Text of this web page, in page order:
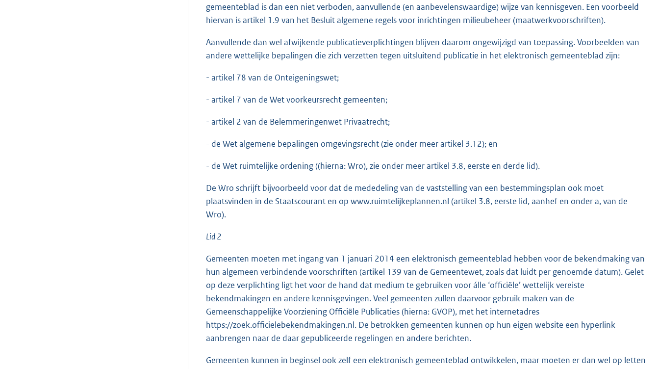
gemeenteblad is dan een niet verboden, aanvullende (en aanbevelenswaardige) wijze van kennisgeven. Een voorbeeld
hiervan is artikel 1.9 van het Besluit algemene regels voor inrichtingen milieubeheer (maatwerkvoorschriften).
Aanvullende dan wel afwijkende publicatieverplichtingen blijven daarom ongewijzigd van toepassing. Voorbeelden van
andere wettelijke bepalingen die zich verzetten tegen uitsluitend publicatie in het elektronisch gemeenteblad zijn:
- artikel 78 van de Onteigeningswet;
- artikel 7 van de Wet voorkeursrecht gemeenten;
- artikel 2 van de Belemmeringenwet Privaatrecht;
- de Wet algemene bepalingen omgevingsrecht (zie onder meer artikel 3.12); en
- de Wet ruimtelijke ordening ((hierna: Wro), zie onder meer artikel 3.8, eerste en derde lid).
De Wro schrijft bijvoorbeeld voor dat de mededeling van de vaststelling van een bestemmingsplan ook moet
plaatsvinden in de Staatscourant en op www.ruimtelijkeplannen.nl (artikel 3.8, eerste lid, aanhef en onder a, van de
Wro).
Lid 2
Gemeenten moeten met ingang van 1 januari 2014 een elektronisch gemeenteblad hebben voor de bekendmaking van
hun algemeen verbindende voorschriften (artikel 139 van de Gemeentewet, zoals dat luidt per genoemde datum). Gelet
op deze verplichting ligt het voor de hand dat medium te gebruiken voor álle ‘officiële’ wettelijk vereiste
bekendmakingen en andere kennisgevingen. Veel gemeenten zullen daarvoor gebruik maken van de
Gemeenschappelijke Voorziening Officiële Publicaties (hierna: GVOP), met het internetadres
https://zoek.officielebekendmakingen.nl. De betrokken gemeenten kunnen op hun eigen website een hyperlink
aanbrengen naar de daar gepubliceerde regelingen en andere berichten.
Gemeenten kunnen in beginsel ook zelf een elektronisch gemeenteblad ontwikkelen, maar moeten er dan wel op letten